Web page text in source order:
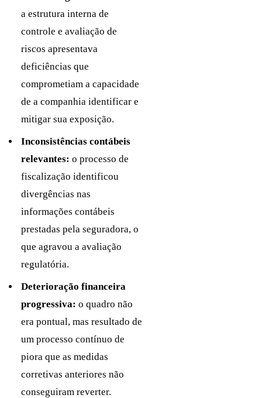
a estrutura interna de
controle e avaliação de
riscos apresentava
deficiências que
comprometiam a capacidade
de a companhia identificar e
mitigar sua exposição.
Inconsistências contábeis
relevantes: o processo de
fiscalização identificou
divergências nas
informações contábeis
prestadas pela seguradora, o
que agravou a avaliação
regulatória.
Deterioração financeira
progressiva: o quadro não
era pontual, mas resultado de
um processo contínuo de
piora que as medidas
corretivas anteriores não
conseguiram reverter.